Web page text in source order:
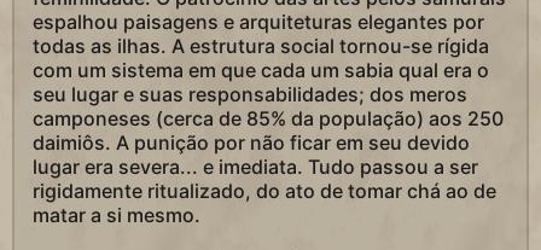
espalhou paisagens e arquiteturas elegantes por
todas as ilhas. A estrutura social tornou-se rígida
com um sistema em que cada um sabia qual era o
seu lugar e suas responsabilidades; dos meros
camponeses (cerca de 85% da população) aos 250
daimiôs. A punição por não ficar em seu devido
lugar era severa... e imediata. Tudo passou a ser
rigidamente ritualizado, do ato de tomar chá ao de
matar a si mesmo.